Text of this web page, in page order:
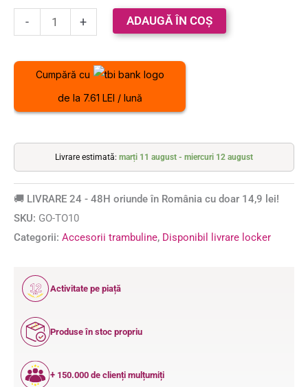
- + ADAUGĂ ÎN COȘ
Cumpără cu
de la 7.61 LEI / lună
Livrare estimată: marți 11 august - miercuri 12 august
🚚 LIVRARE 24 - 48H oriunde în România cu doar 14,9 lei!
SKU: GO-TO10
Categorii: Accesorii trambuline, Disponibil livrare locker
12
ANI
Activitate pe piață
Produse în stoc propriu
+ 150.000 de clienți mulțumiți